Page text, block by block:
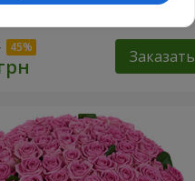
роза
Заказать